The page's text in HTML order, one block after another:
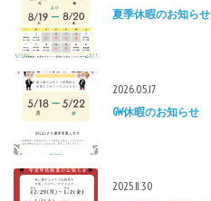
夏季休暇のお知らせ
2026.05.17
GW休暇のお知らせ
2025.11.30